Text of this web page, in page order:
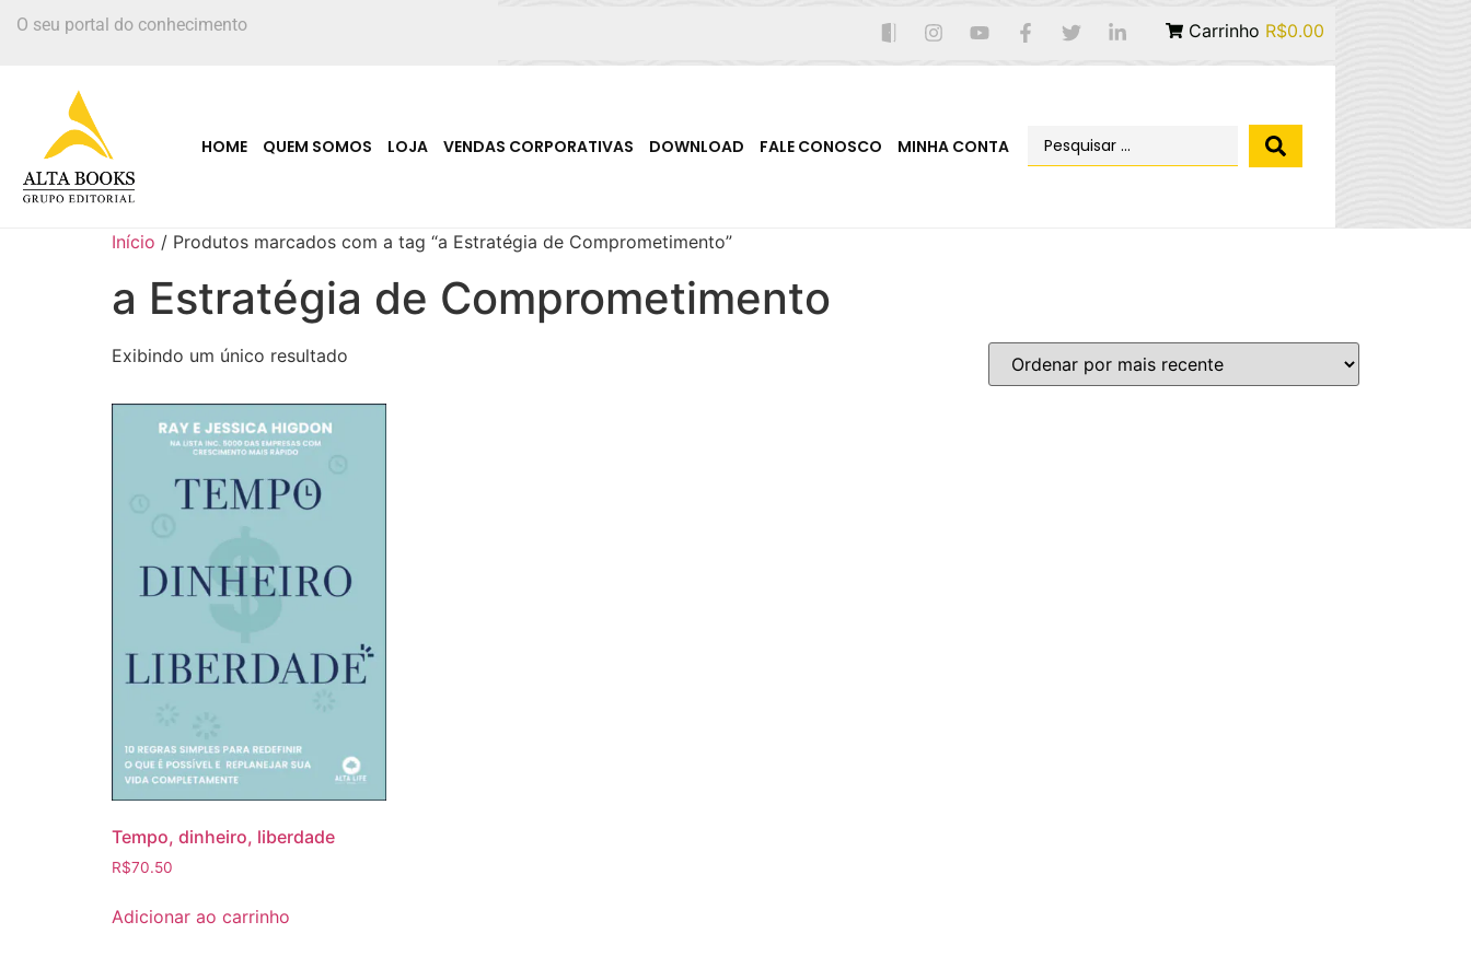
O seu portal do conhecimento Carrinho R$0.00
HOME QUEM SOMOS LOJA VENDAS CORPORATIVAS DOWNLOAD FALE CONOSCO MINHA CONTA
Início / Produtos marcados com a tag “a Estratégia de Comprometimento”
a Estratégia de Comprometimento
Exibindo um único resultado
Tempo, dinheiro, liberdade
R$70.50
Adicionar ao carrinho